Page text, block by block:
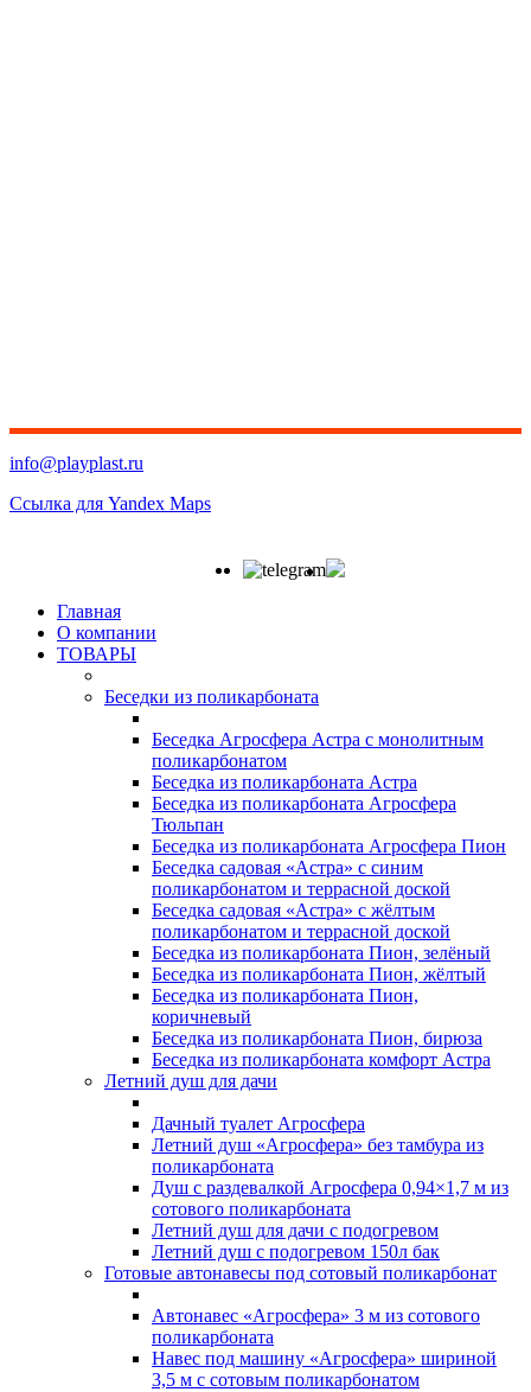
info@playplast.ru
Ссылка для Yandex Maps
Главная
О компании
ТОВАРЫ
Беседки из поликарбоната
Беседка Агросфера Астра с монолитным
поликарбонатом
Беседка из поликарбоната Астра
Беседка из поликарбоната Агросфера
Тюльпан
Беседка из поликарбоната Агросфера Пион
Беседка садовая «Астра» с синим
поликарбонатом и террасной доской
Беседка садовая «Астра» с жёлтым
поликарбонатом и террасной доской
Беседка из поликарбоната Пион, зелёный
Беседка из поликарбоната Пион, жёлтый
Беседка из поликарбоната Пион,
коричневый
Беседка из поликарбоната Пион, бирюза
Беседка из поликарбоната комфорт Астра
Летний душ для дачи
Дачный туалет Агросфера
Летний душ «Агросфера» без тамбура из
поликарбоната
Душ с раздевалкой Агросфера 0,94×1,7 м из
сотового поликарбоната
Летний душ для дачи с подогревом
Летний душ с подогревом 150л бак
Готовые автонавесы под сотовый поликарбонат
Автонавес «Агросфера» 3 м из сотового
поликарбоната
Навес под машину «Агросфера» шириной
3,5 м с сотовым поликарбонатом